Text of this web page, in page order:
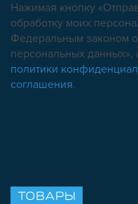
Нажимая кнопку
обработку моих
Федеральным законом
персональных
политики
соглашения.
ТОВАРЫ